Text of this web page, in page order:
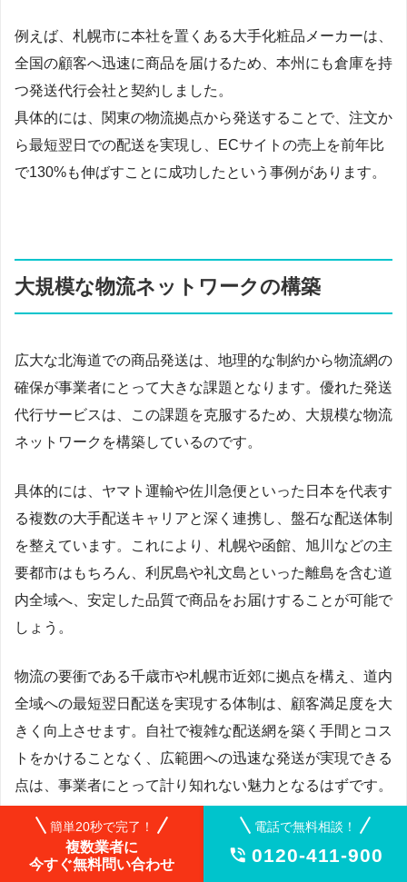
例えば、札幌市に本社を置くある大手化粧品メーカーは、
全国の顧客へ迅速に商品を届けるため、本州にも倉庫を持
つ発送代行会社と契約しました。
具体的には、関東の物流拠点から発送することで、注文か
ら最短翌日での配送を実現し、ECサイトの売上を前年比
で130%も伸ばすことに成功したという事例があります。
大規模な物流ネットワークの構築
広大な北海道での商品発送は、地理的な制約から物流網の
確保が事業者にとって大きな課題となります。優れた発送
代行サービスは、この課題を克服するため、大規模な物流
ネットワークを構築しているのです。
具体的には、ヤマト運輸や佐川急便といった日本を代表す
る複数の大手配送キャリアと深く連携し、盤石な配送体制
を整えています。これにより、札幌や函館、旭川などの主
要都市はもちろん、利尻島や礼文島といった離島を含む道
内全域へ、安定した品質で商品をお届けすることが可能で
しょう。
物流の要衝である千歳市や札幌市近郊に拠点を構え、道内
全域への最短翌日配送を実現する体制は、顧客満足度を大
きく向上させます。自社で複雑な配送網を築く手間とコス
トをかけることなく、広範囲への迅速な発送が実現できる
点は、事業者にとって計り知れない魅力となるはずです。
簡単20秒で完了！
複数業者に
今すぐ無料問い合わせ
電話で無料相談！
 0120-411-900